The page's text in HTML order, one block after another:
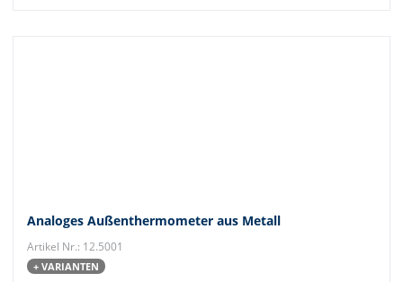
Analoges Außenthermometer aus Metall
Artikel Nr.: 12.5001
+ VARIANTEN